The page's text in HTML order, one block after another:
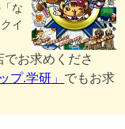
な
イ
お求めくださ
プ.学研」 でもお求